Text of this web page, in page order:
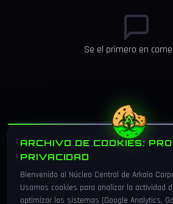
Se el primero en
SOBRE EL AUTOR
ARCHIVO DE COOKIES:
PRIVACIDAD
Bienvenido al Núcleo Central de Arkaia
Usamos cookies para analizar la actividad
optimizar los sistemas (Google Analytics,